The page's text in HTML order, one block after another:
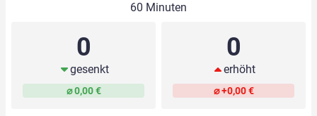
60 Minuten
0
gesenkt
⌀ 0,00 €
0
erhöht
⌀ +0,00 €